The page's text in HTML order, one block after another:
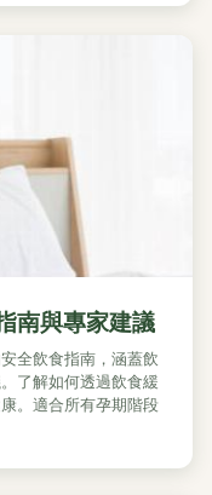
南與專家建議
全飲食指南，涵蓋飲
了解如何透過飲食緩
。適合所有孕期階段